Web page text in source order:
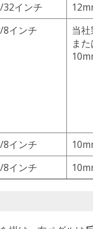
32インチ
8インチ 当社
ま
8インチ
8インチ